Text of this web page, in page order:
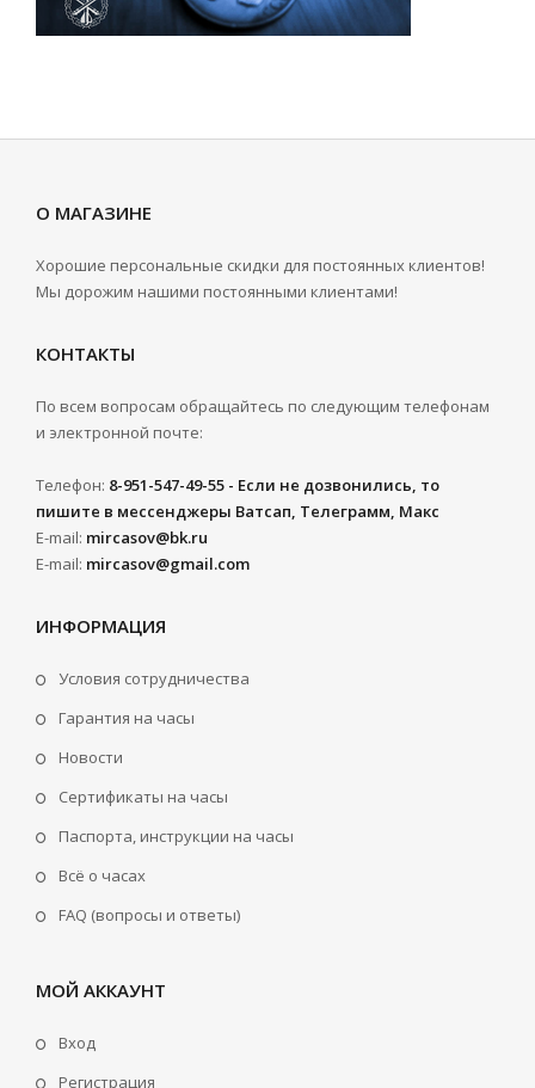
О МАГАЗИНЕ
Хорошие персональные скидки для постоянных клиентов!
Мы дорожим нашими постоянными клиентами!
КОНТАКТЫ
По всем вопросам обращайтесь по следующим телефонам
и электронной почте:
Телефон: 8-951-547-49-55 - Если не дозвонились, то
пишите в мессенджеры Ватсап, Телеграмм, Макс
E-mail: mircasov@bk.ru
E-mail: mircasov@gmail.com
ИНФОРМАЦИЯ
Условия сотрудничества
Гарантия на часы
Новости
Сертификаты на часы
Паспорта, инструкции на часы
Всё о часах
FAQ (вопросы и ответы)
МОЙ АККАУНТ
Вход
Регистрация